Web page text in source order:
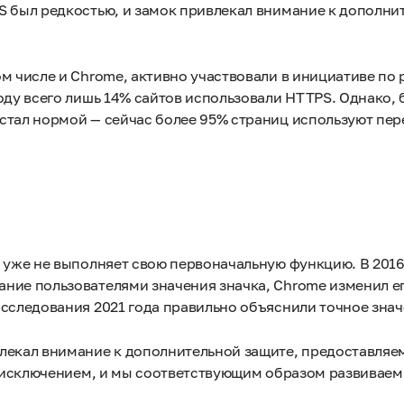
был редкостью, и замок привлекал внимание к
числе и Chrome, активно участвовали в инициативе
всего лишь 14% сайтов использовали HTTPS. Однако,
нормой — сейчас более 95% страниц используют
не выполняет свою первоначальную функцию. В
пользователями значения значка, Chrome изменил
2021 года правильно объяснили точное
внимание к дополнительной защите,
и мы соответствующим образом